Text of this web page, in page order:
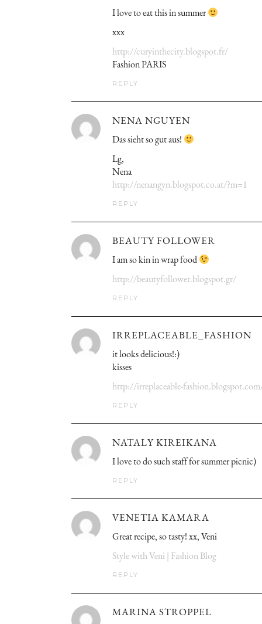
I love to eat this in summer
xxx
http://curyinthecity.blogspot.fr/
Fashion PARIS
REPLY
NENA NGUYEN
Das sieht so gut aus!
Lg,
Nena
http://nenangyn.blogspot.co.at/?m=1
REPLY
BEAUTY FOLLOWER
I am so kin in wrap food
http://beautyfollower.blogspot.gr/
REPLY
IRREPLACEABLE_FASHION
it looks delicious!:)
kisses
http://irreplaceable-
REPLY
NATALY KIREIKANA
I love to do such staff for summer picnic)
REPLY
VENETIA KAMARA
Great recipe, so tasty! xx, Veni
Style with Veni | Fashion Blog
REPLY
MARINA STROPPEL